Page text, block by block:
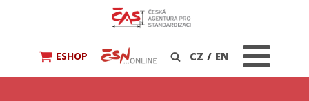
ESHOP | | Vyhledávání
CZ / EN